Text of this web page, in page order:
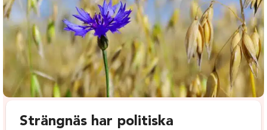
Strängnäs har politiska